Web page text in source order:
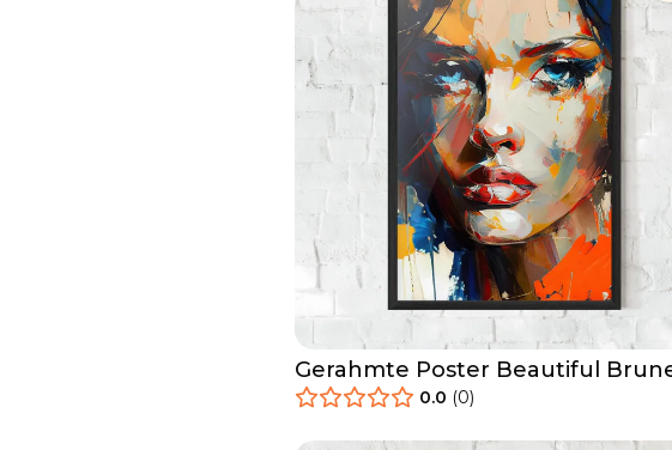
Gerahmte Poster Beautiful
Woman
0.0 (0)
Ab 49.90 € 29.90